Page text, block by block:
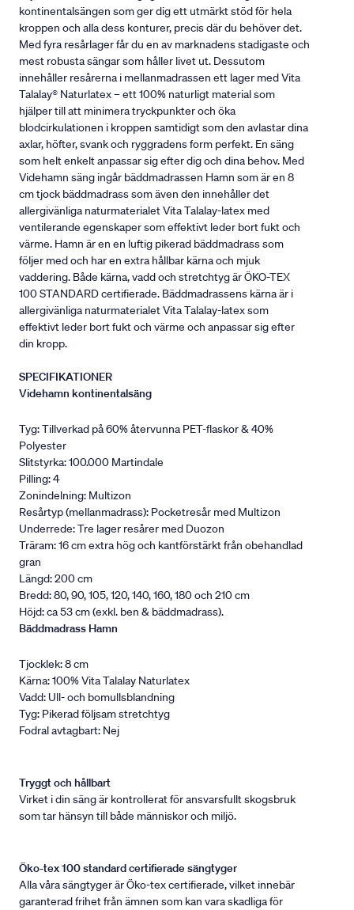
kontinentalsängen som ger dig ett utmärkt stöd för hela
kroppen och alla dess konturer, precis där du behöver det.
Med fyra resårlager får du en av marknadens stadigaste och
mest robusta sängar som håller livet ut. Dessutom
innehåller resårerna i mellanmadrassen ett lager med Vita
Talalay® Naturlatex – ett 100% naturligt material som
hjälper till att minimera tryckpunkter och öka
blodcirkulationen i kroppen samtidigt som den avlastar dina
axlar, höfter, svank och ryggradens form perfekt. En säng
som helt enkelt anpassar sig efter dig och dina behov. Med
Videhamn säng ingår bäddmadrassen Hamn som är en 8
cm tjock bäddmadrass som även den innehåller det
allergivänliga naturmaterialet Vita Talalay-latex med
ventilerande egenskaper som effektivt leder bort fukt och
värme. Hamn är en en luftig pikerad bäddmadrass som
följer med och har en extra hållbar kärna och mjuk
vaddering. Både kärna, vadd och stretchtyg är ÖKO-TEX
100 STANDARD certifierade. Bäddmadrassens kärna är i
allergivänliga naturmaterialet Vita Talalay-latex som
effektivt leder bort fukt och värme och anpassar sig efter
din kropp.
SPECIFIKATIONER
Videhamn kontinentalsäng
Tyg: Tillverkad på 60% återvunna PET-flaskor & 40%
Polyester
Slitstyrka: 100.000 Martindale
Pilling: 4
Zonindelning: Multizon
Resårtyp (mellanmadrass): Pocketresår med Multizon
Underrede: Tre lager resårer med Duozon
Träram: 16 cm extra hög och kantförstärkt från obehandlad
gran
Längd: 200 cm
Bredd: 80, 90, 105, 120, 140, 160, 180 och 210 cm
Höjd: ca 53 cm (exkl. ben & bäddmadrass).
Bäddmadrass Hamn
Tjocklek: 8 cm
Kärna: 100% Vita Talalay Naturlatex
Vadd: Ull- och bomullsblandning
Tyg: Pikerad följsam stretchtyg
Fodral avtagbart: Nej
Tryggt och hållbart
Virket i din säng är kontrollerat för ansvarsfullt skogsbruk
som tar hänsyn till både människor och miljö.
Öko-tex 100 standard certifierade sängtyger
Alla våra sängtyger är Öko-tex certifierade, vilket innebär
garanterad frihet från ämnen som kan vara skadliga för